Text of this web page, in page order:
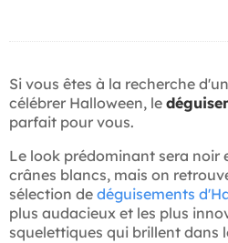
Si vous êtes à la recherche
célébrer Halloween, le
parfait pour vous.
Le look prédominant sera noir
crânes blancs, mais on
sélection de déguisements
plus audacieux et les plus
squelettiques qui brillent dans